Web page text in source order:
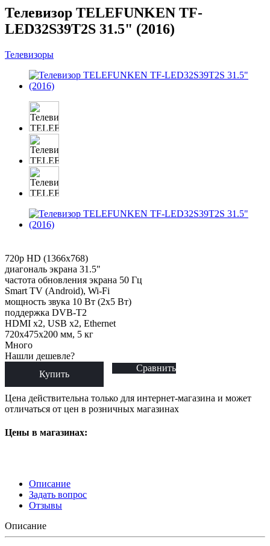
Телевизор TELEFUNKEN TF-
LED32S39T2S 31.5" (2016)
Телевизоры
720p HD (1366x768)
диагональ экрана 31.5"
частота обновления экрана 50 Гц
Smart TV (Android), Wi-Fi
мощность звука 10 Вт (2x5 Вт)
поддержка DVB-T2
HDMI x2, USB x2, Ethernet
720x475x200 мм, 5 кг
Много
Нашли дешевле?
Купить
Сравнить
Цена действительна только для интернет-магазина и может
отличаться от цен в розничных магазинах
Цены в магазинах:
Описание
Задать вопрос
Отзывы
Описание